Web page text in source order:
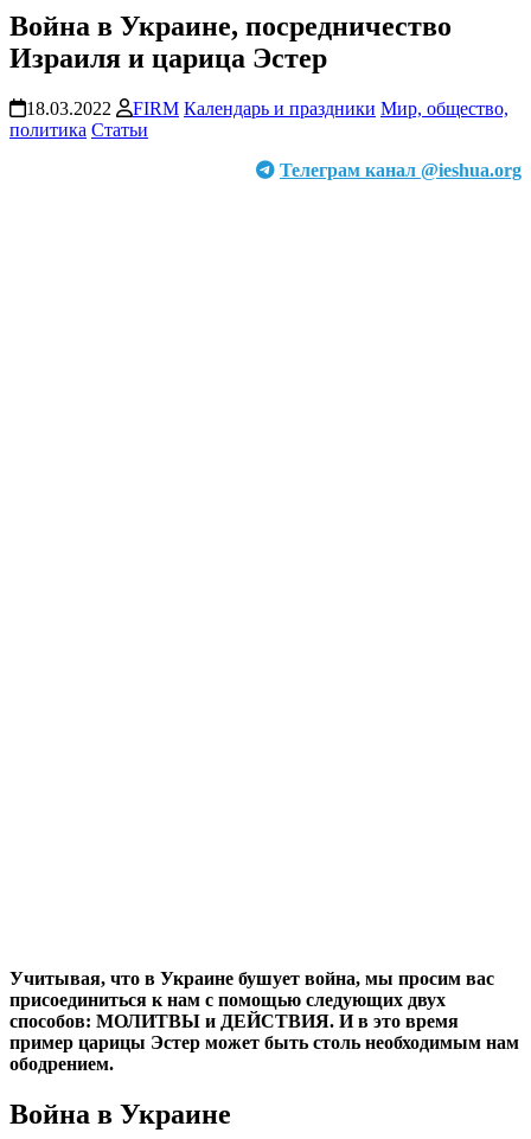
Война в Украине, посредничество
Израиля и царица Эстер
18.03.2022 FIRM Календарь и праздники Мир, общество,
политика Статьи
Телеграм канал @ieshua.org
Учитывая, что в Украине бушует война, мы просим вас
присоединиться к нам с помощью следующих двух
способов: МОЛИТВЫ и ДЕЙСТВИЯ. И в это время
пример царицы Эстер может быть столь необходимым нам
ободрением.
Война в Украине